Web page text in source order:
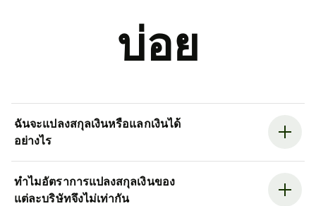
บ่อย
ฉันจะแปลงสกุลเงินหรือแลกเงินได้
อย่างไร
ทำไมอัตราการแปลงสกุลเงินของ
แต่ละบริษัทจึงไม่เท่ากัน